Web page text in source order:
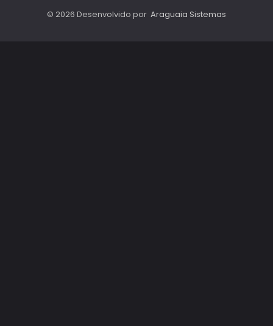
© 2026 Desenvolvido por Araguaia Sistemas